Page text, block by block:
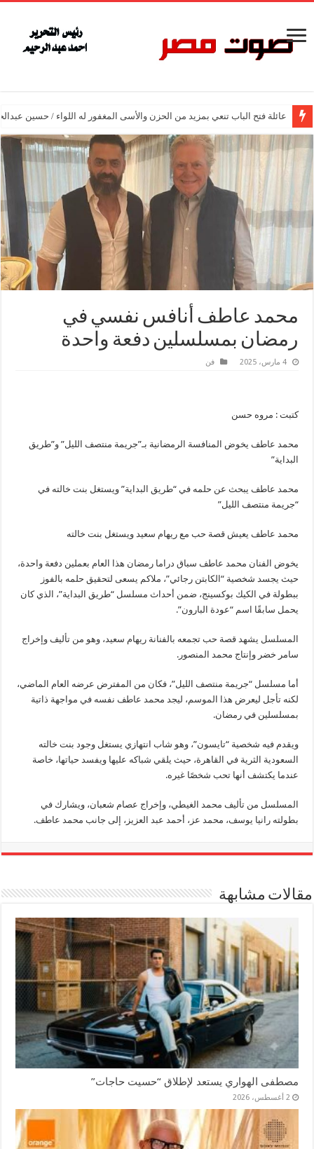
عائلة فتح الباب تنعي بمزيد من الحزن والأسى المغفور له اللواء / حسين
محمد عاطف أنافس نفسي في
رمضان بمسلسلين دفعة واحدة
4 مارس، 2025 فن
كتبت : مروه حسن
محمد عاطف يخوض المنافسة الرمضانية بـ”جريمة منتصف الليل” و”طريق
البداية”
محمد عاطف يبحث عن حلمه في “طريق البداية” ويستغل بنت خالته في
“جريمة منتصف الليل”
محمد عاطف يعيش قصة حب مع ريهام سعيد ويستغل بنت خالته
يخوض الفنان محمد عاطف سباق دراما رمضان هذا العام بعملين دفعة واحدة،
حيث يجسد شخصية “الكابتن رجائي”، ملاكم يسعى لتحقيق حلمه بالفوز
ببطولة في الكيك بوكسينج، ضمن أحداث مسلسل “طريق البداية”، الذي كان
يحمل سابقًا اسم “عودة البارون”.
المسلسل يشهد قصة حب تجمعه بالفنانة ريهام سعيد، وهو من تأليف وإخراج
سامر خضر وإنتاج محمد المنصور.
أما مسلسل “جريمة منتصف الليل”، فكان من المفترض عرضه العام الماضي،
لكنه تأجل ليعرض هذا الموسم، ليجد محمد عاطف نفسه في مواجهة ذاتية
بمسلسلين في رمضان.
ويقدم فيه شخصية “تايسون”، وهو شاب انتهازي يستغل وجود بنت خالته
السعودية الثرية في القاهرة، حيث يلقي شباكه عليها ويفسد حياتها، خاصة
عندما يكتشف أنها تحب شخصًا غيره.
المسلسل من تأليف محمد الغيطي، وإخراج عصام شعبان، ويشارك في
بطولته رانيا يوسف، محمد عز، أحمد عبد العزيز، إلى جانب محمد عاطف.
مقالات مشابهة
مصطفى الهواري يستعد لإطلاق “حسيت حاجات”
2 أغسطس، 2026